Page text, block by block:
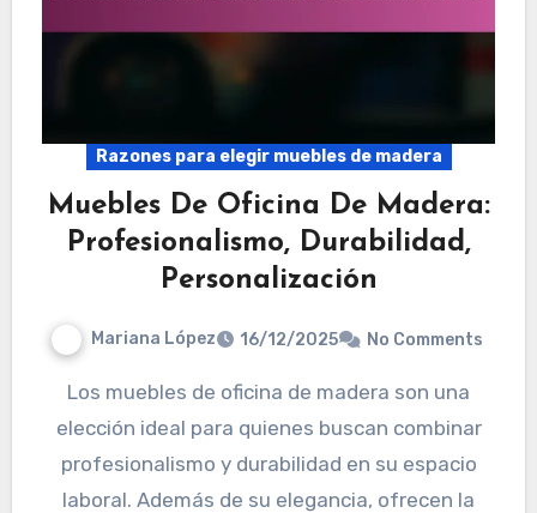
Razones para elegir muebles de madera
Muebles De Oficina De Madera:
Profesionalismo, Durabilidad,
Personalización
Mariana López 16/12/2025 No Comments
Los muebles de oficina de madera son una
elección ideal para quienes buscan combinar
profesionalismo y durabilidad en su espacio
laboral. Además de su elegancia, ofrecen la